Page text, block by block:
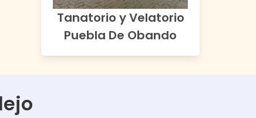
Tanatorio y Velatorio
Puebla De Obando